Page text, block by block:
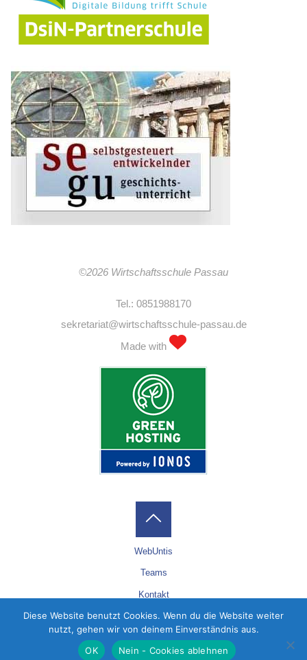
©2026 Wirtschaftsschule Passau
Tel.: 0851988170
sekretariat@wirtschaftsschule-passau.de
Made with
WebUntis
Teams
Kontakt
Datenschutz
Back
to
Top
Diese Website benutzt Cookies. Wenn du die Website weiter
nutzt, gehen wir von deinem Einverständnis aus.
OK
Nein - Cookies ablehnen